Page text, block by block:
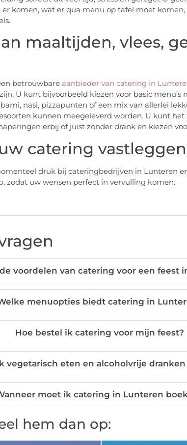
komen, wat er qua menu op tafel moet komen,
maaltijden, vlees,
betrouwbare aanbieder van catering in
U kunt bijvoorbeeld kiezen voor basic menu’s
bami, nasi, pizzapunten of een mix van allerlei
kunnen meegeleverd worden. U kunt
erbij of juist zonder drank en kiezen
catering vastleggen
druk bij cateringbedrijven in Lunteren
zodat uw wensen perfect in vervulling komen.
voordelen van catering voor een feest
menuopties biedt catering in
Hoe bestel ik catering voor mijn feest?
vegetarisch eten en alcoholvrije dranken
moet ik catering in Lunteren
hem dan op: